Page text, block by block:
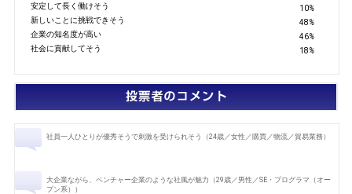
安定して長く働けそう
新しいことに挑戦できそう
企業の知名度が高い
社会に貢献してそう
10%
48%
46%
18%
社員一人ひとりが優秀そうで刺激を受けられそう（24歳／女性／購買／物流／貿易業務）
大企業ながら、ベンチャー企業のような社風が魅力（29歳／男性／SE・プログラマ（オー
プン系））